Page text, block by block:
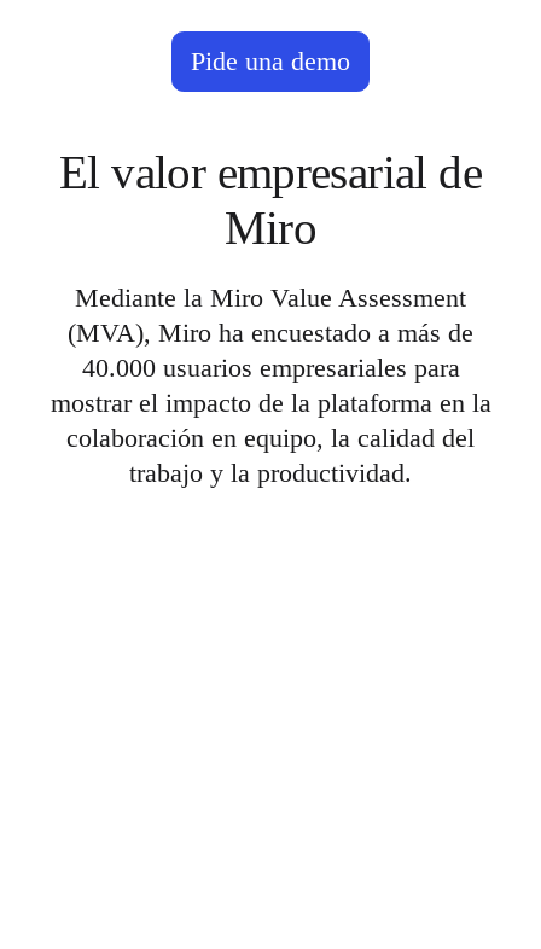
Pide una demo
El valor empresarial de
Miro
Mediante la Miro Value Assessment
(MVA), Miro ha encuestado a más de
40.000 usuarios empresariales para
mostrar el impacto de la plataforma en la
colaboración en equipo, la calidad del
trabajo y la productividad.